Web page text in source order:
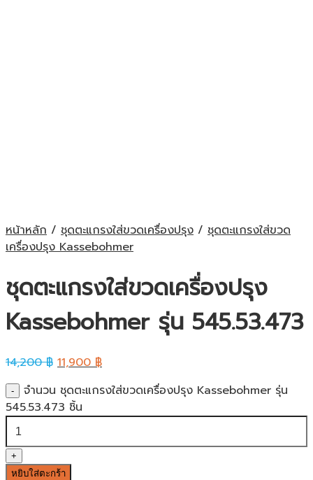
หน้าหลัก / ชุดตะแกรงใส่ขวดเครื่องปรุง / ชุดตะแกรงใส่ขวด
เครื่องปรุง Kassebohmer
ชุดตะแกรงใส่ขวดเครื่องปรุง
Kassebohmer รุ่น 545.53.473
14,200฿ 11,900฿
จำนวน ชุดตะแกรงใส่ขวดเครื่องปรุง Kassebohmer รุ่น
545.53.473 ชิ้น
หยิบใส่ตะกร้า